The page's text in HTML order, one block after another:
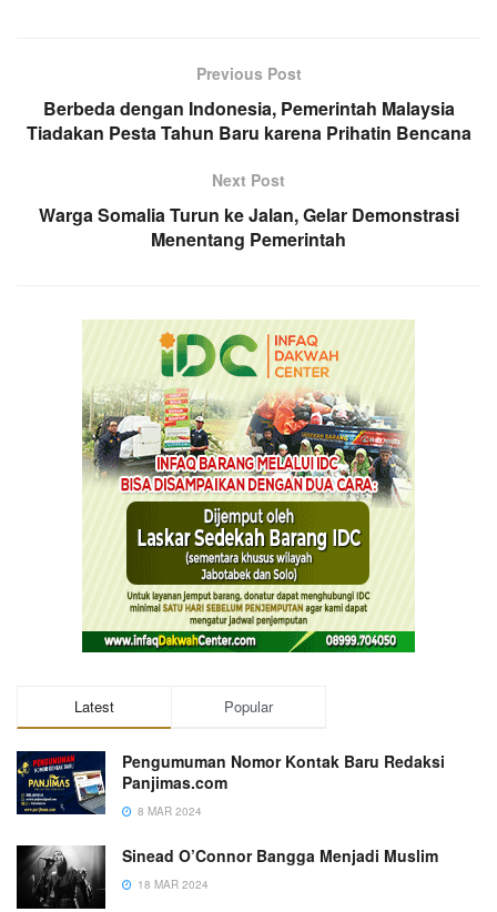
Previous Post
Berbeda dengan Indonesia, Pemerintah Malaysia
Tiadakan Pesta Tahun Baru karena Prihatin Bencana
Next Post
Warga Somalia Turun ke Jalan, Gelar Demonstrasi
Menentang Pemerintah
Latest Popular
Pengumuman Nomor Kontak Baru Redaksi
Panjimas.com
8 MAR 2024
Sinead O’Connor Bangga Menjadi Muslim
18 MAR 2024